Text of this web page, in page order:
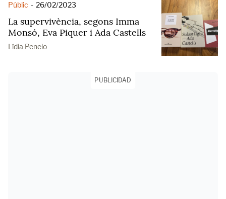
Públic - 26/02/2023
La supervivència, segons Imma
Monsó, Eva Piquer i Ada Castells
Lídia Penelo
PUBLICIDAD